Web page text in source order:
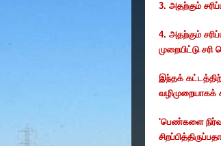
3. அதற்கும்
4. அதற்கும்
முறையிட்டு
இந்தக்
வழிமுறையாகக்
'பெண்களை